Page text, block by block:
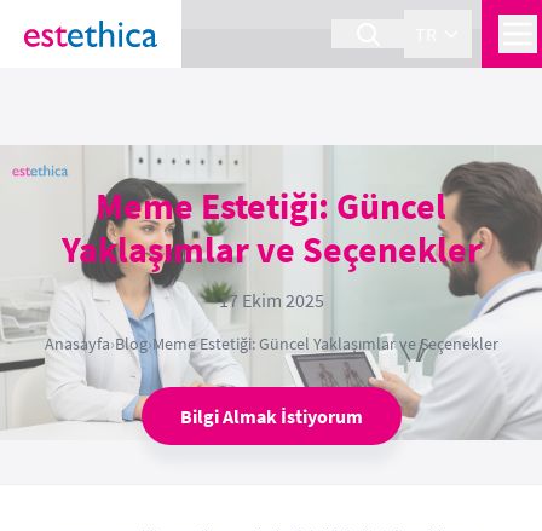
section Service {
Meme Estetiği: Güncel
Yaklaşımlar ve Seçenekler
17 Ekim 2025
Anasayfa›Blog›Meme Estetiği: Güncel Yaklaşımlar ve Seçenekler
Bilgi Almak İstiyorum